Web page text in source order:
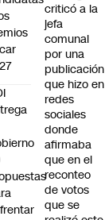
criticó a la
jefa
comunal
por una
publicación
que hizo en
redes
sociales
donde
afirmaba
que en el
reconteo
de votos
que se